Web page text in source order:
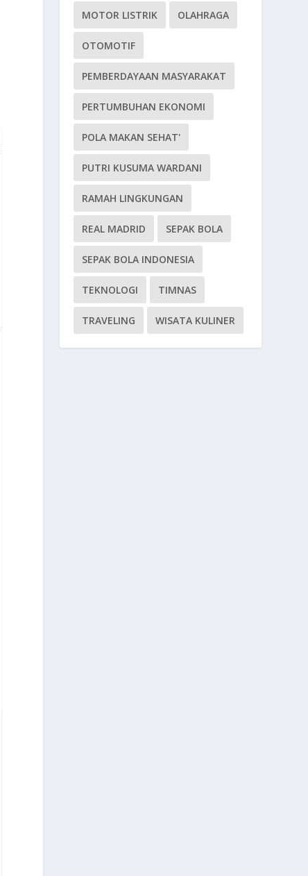
MOTOR LISTRIK OLAHRAGA
OTOMOTIF
PEMBERDAYAAN MASYARAKAT
PERTUMBUHAN EKONOMI
POLA MAKAN SEHAT'
PUTRI KUSUMA WARDANI
RAMAH LINGKUNGAN
REAL MADRID SEPAK BOLA
SEPAK BOLA INDONESIA
TEKNOLOGI TIMNAS
TRAVELING WISATA KULINER